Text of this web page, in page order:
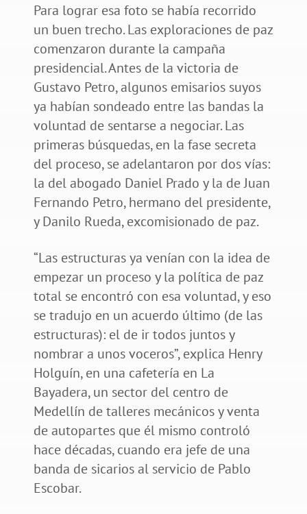
Para lograr esa foto se había recorrido
un buen trecho. Las exploraciones de paz
comenzaron durante la campaña
presidencial. Antes de la victoria de
Gustavo Petro, algunos emisarios suyos
ya habían sondeado entre las bandas la
voluntad de sentarse a negociar. Las
primeras búsquedas, en la fase secreta
del proceso, se adelantaron por dos vías:
la del abogado Daniel Prado y la de Juan
Fernando Petro, hermano del presidente,
y Danilo Rueda, excomisionado de paz.
“Las estructuras ya venían con la idea de
empezar un proceso y la política de paz
total se encontró con esa voluntad, y eso
se tradujo en un acuerdo último (de las
estructuras): el de ir todos juntos y
nombrar a unos voceros”, explica Henry
Holguín, en una cafetería en La
Bayadera, un sector del centro de
Medellín de talleres mecánicos y venta
de autopartes que él mismo controló
hace décadas, cuando era jefe de una
banda de sicarios al servicio de Pablo
Escobar.